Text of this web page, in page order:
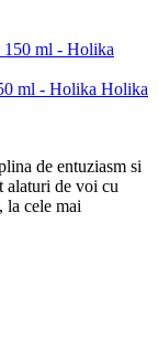
ml - Holika Holika
de entuziasm si
alaturi de voi cu
la cele mai